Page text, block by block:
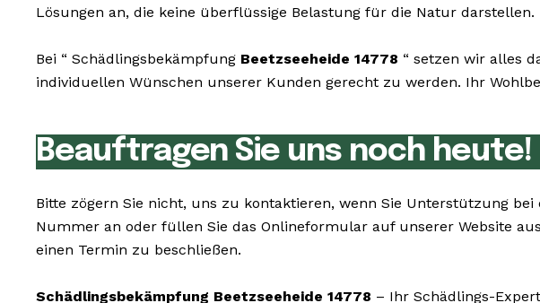
Lösungen an, die keine überflüssige Belastung für die Natur darstellen.
Bei “ Schädlingsbekämpfung Beetzseeheide 14778 “ setzen wir alles
individuellen Wünschen unserer Kunden gerecht zu werden. Ihr
Beauftragen Sie uns noch heute!
Bitte zögern Sie nicht, uns zu kontaktieren, wenn Sie Unterstützung
Nummer an oder füllen Sie das Onlineformular auf unserer Website
einen Termin zu beschließen.
Schädlingsbekämpfung Beetzseeheide 14778 – Ihr Schädlings-